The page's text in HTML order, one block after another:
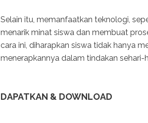
Selain itu, memanfaatkan teknologi,
menarik minat siswa dan membuat
cara ini, diharapkan siswa tidak hanya
menerapkannya dalam tindakan sehari-
DAPATKAN & DOWNLOAD